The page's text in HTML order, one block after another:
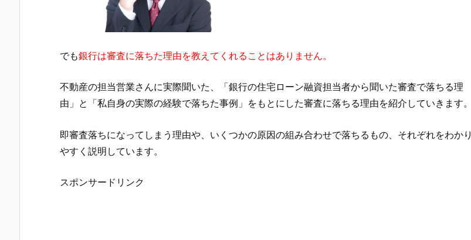
でも銀行は審査に落ちた理由を教えてくれることはありません。
不動産の担当営業さんに実際聞いた、「銀行の住宅ローン融資担当者から聞いた審査で落ちる理
由」と「私自身の実際の経験で落ちた事例」をもとにした審査に落ちる理由を紹介していきます。
即審査落ちになってしまう理由や、いくつかの原因の組み合わせで落ちるもの、それぞれをわかり
やすく説明しています。
スポンサードリンク